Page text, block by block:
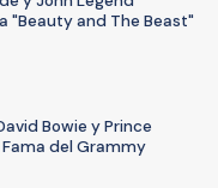
and The Beast"
Bowie y Prince
del Grammy